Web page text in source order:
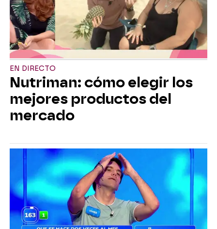
EN DIRECTO
Nutriman: cómo elegir los
mejores productos del
mercado